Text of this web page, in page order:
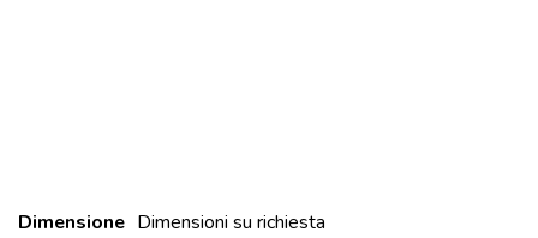
Dimensione Dimensioni su richiesta